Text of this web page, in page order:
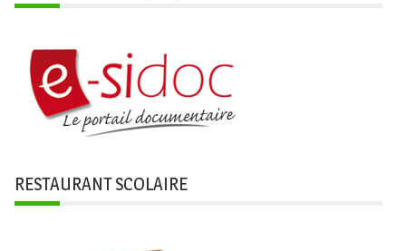
RESTAURANT SCOLAIRE